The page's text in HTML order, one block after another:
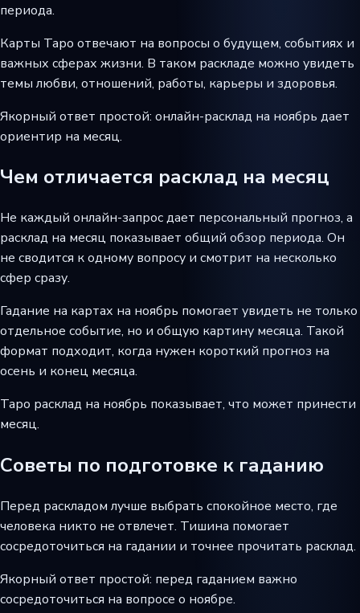
периода.
Карты Таро отвечают на вопросы о будущем, событиях и
важных сферах жизни. В таком раскладе можно увидеть
темы любви, отношений, работы, карьеры и здоровья.
Якорный ответ простой: онлайн-расклад на ноябрь дает
ориентир на месяц.
Чем отличается расклад на месяц
Не каждый онлайн-запрос дает персональный прогноз, а
расклад на месяц показывает общий обзор периода. Он
не сводится к одному вопросу и смотрит на несколько
сфер сразу.
Гадание на картах на ноябрь помогает увидеть не только
отдельное событие, но и общую картину месяца. Такой
формат подходит, когда нужен короткий прогноз на
осень и конец месяца.
Таро расклад на ноябрь показывает, что может принести
месяц.
Советы по подготовке к гаданию
Перед раскладом лучше выбрать спокойное место, где
человека никто не отвлечет. Тишина помогает
сосредоточиться на гадании и точнее прочитать расклад.
Якорный ответ простой: перед гаданием важно
сосредоточиться на вопросе о ноябре.